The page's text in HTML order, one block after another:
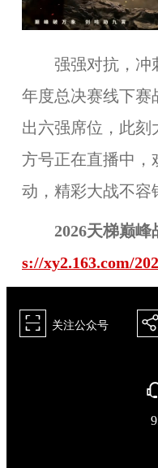
强强对抗，冲刺
年度总决赛线下赛
出六强席位，此刻
方号正在直播中，
动，精彩大战不容
2026天梯巅峰
s://xy2.163.com/
򰀁 关注公众号 򰀂